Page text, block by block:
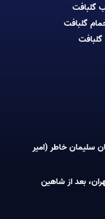
گلبافت
گلبافت
سلیمان خاطر (امیر
بعد از شاهین